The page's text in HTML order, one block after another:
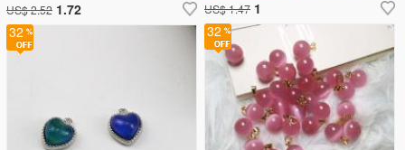
US$ 2.52 1.72 US$ 1.47 1
32 32